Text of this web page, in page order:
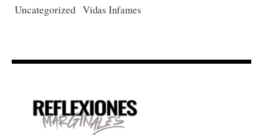
Uncategorized Vidas Infames